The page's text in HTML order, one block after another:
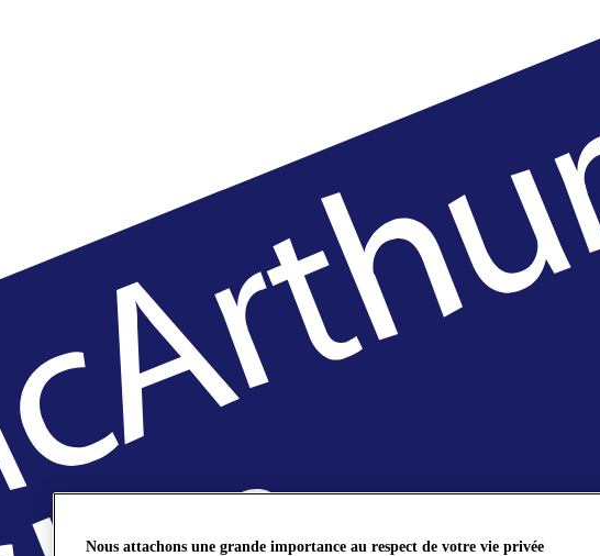
Nous attachons une grande importance au respect de votre vie privée